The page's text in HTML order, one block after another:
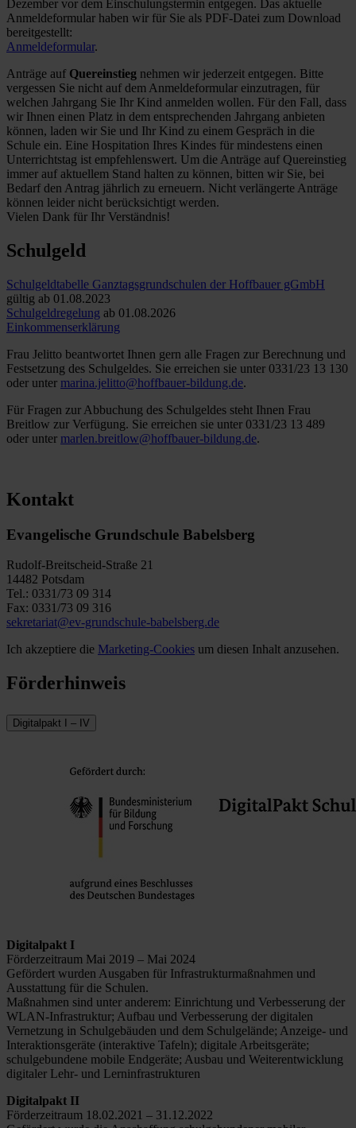
Dezember vor dem Einschulungstermin entgegen. Das aktuelle
Anmeldeformular haben wir für Sie als PDF-Datei zum Download
bereitgestellt:
Anmeldeformular.
Anträge auf Quereinstieg nehmen wir jederzeit entgegen. Bitte
vergessen Sie nicht auf dem Anmeldeformular einzutragen, für
welchen Jahrgang Sie Ihr Kind anmelden wollen. Für den Fall, dass
wir Ihnen einen Platz in dem entsprechenden Jahrgang anbieten
können, laden wir Sie und Ihr Kind zu einem Gespräch in die
Schule ein. Eine Hospitation Ihres Kindes für mindestens einen
Unterrichtstag ist empfehlenswert. Um die Anträge auf Quereinstieg
immer auf aktuellem Stand halten zu können, bitten wir Sie, bei
Bedarf den Antrag jährlich zu erneuern. Nicht verlängerte Anträge
können leider nicht berücksichtigt werden.
Vielen Dank für Ihr Verständnis!
Schulgeld
Schulgeldtabelle Ganztagsgrundschulen der Hoffbauer gGmbH
gültig ab 01.08.2023
Schulgeldregelung ab 01.08.2026
Einkommenserklärung
Frau Jelitto beantwortet Ihnen gern alle Fragen zur Berechnung und
Festsetzung des Schulgeldes. Sie erreichen sie unter 0331/23 13 130
oder unter marina.jelitto@hoffbauer-bildung.de.
Für Fragen zur Abbuchung des Schulgeldes steht Ihnen Frau
Breitlow zur Verfügung. Sie erreichen sie unter 0331/23 13 489
oder unter marlen.breitlow@hoffbauer-bildung.de.
Kontakt
Evangelische Grundschule Babelsberg
Rudolf-Breitscheid-Straße 21
14482 Potsdam
Tel.: 0331/73 09 314
Fax: 0331/73 09 316
sekretariat@ev-grundschule-babelsberg.de
Ich akzeptiere die Marketing-Cookies um diesen Inhalt anzusehen.
Förderhinweis
Digitalpakt I – IV
Digitalpakt I
Förderzeitraum Mai 2019 – Mai 2024
Gefördert wurden Ausgaben für Infrastrukturmaßnahmen und
Ausstattung für die Schulen.
Maßnahmen sind unter anderem: Einrichtung und Verbesserung der
WLAN-Infrastruktur; Aufbau und Verbesserung der digitalen
Vernetzung in Schulgebäuden und dem Schulgelände; Anzeige- und
Interaktionsgeräte (interaktive Tafeln); digitale Arbeitsgeräte;
schulgebundene mobile Endgeräte; Ausbau und Weiterentwicklung
digitaler Lehr- und Lerninfrastrukturen
Digitalpakt II
Förderzeitraum 18.02.2021 – 31.12.2022